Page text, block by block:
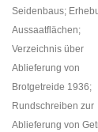
Seidenbaus;
Aussaatflächen;
Verzeichnis über
Ablieferung von
Brotgetreide 1936;
Rundschreiben zur
Ablieferung von